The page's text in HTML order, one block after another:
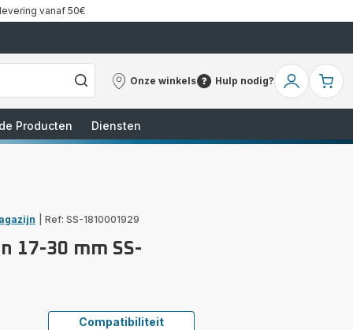
vanaf 50€
Onze winkels
Onze
Hulp nodig?
Hulp
Mijn
Producten
Diensten
Ref: SS-1810001929
17-30 mm SS-
Compatibiliteit